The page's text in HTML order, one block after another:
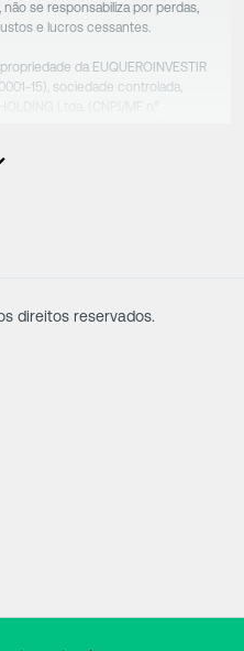
se responsabiliza por perdas,
e lucros cessantes.
da EUQUEROINVESTIR
15), sociedade controlada,
independentes, sendo que estes
direitos reservados.